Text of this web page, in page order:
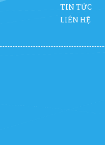
TIN TỨC
LIÊN HỆ